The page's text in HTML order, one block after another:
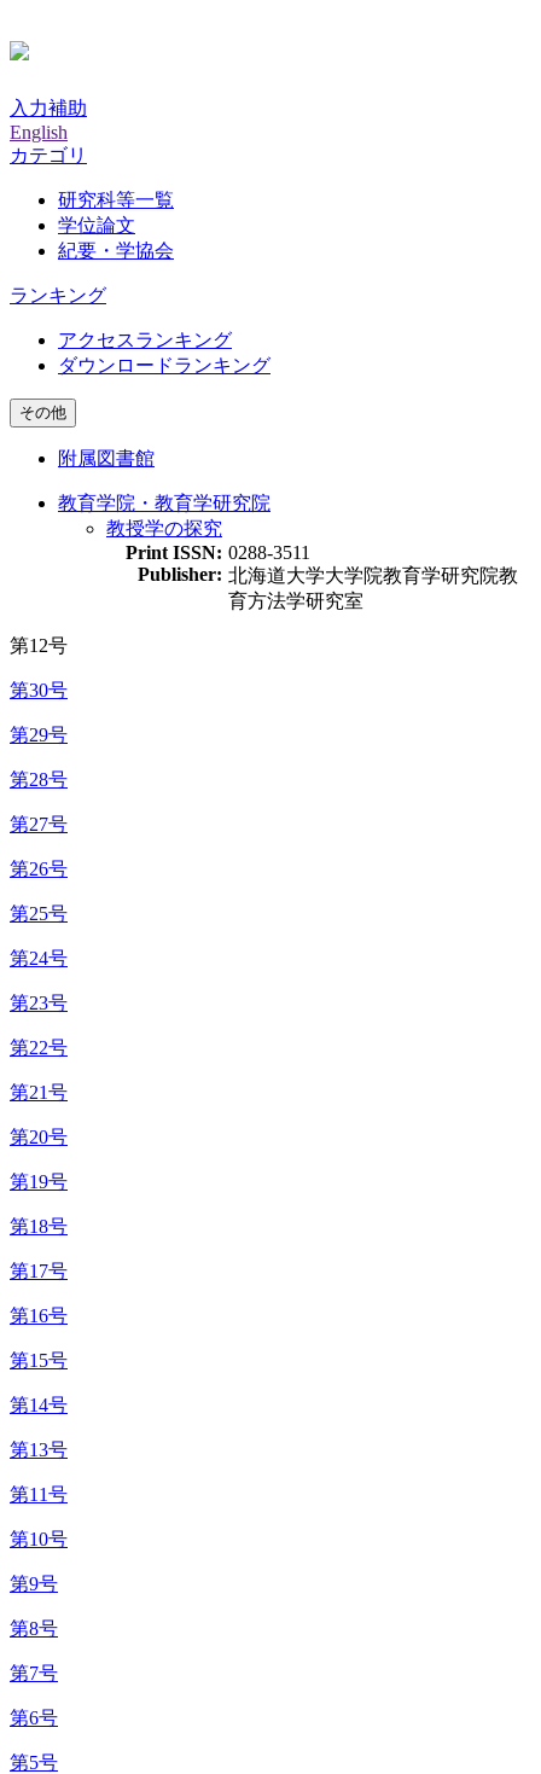
入力補助
English
カテゴリ
研究科等一覧
学位論文
紀要・学協会
ランキング
アクセスランキング
ダウンロードランキング
その他
附属図書館
教育学院・教育学研究院
教授学の探究
Print ISSN: 0288-3511
Publisher: 北海道大学大学院教育学研究院教
育方法学研究室
第12号
第30号
第29号
第28号
第27号
第26号
第25号
第24号
第23号
第22号
第21号
第20号
第19号
第18号
第17号
第16号
第15号
第14号
第13号
第11号
第10号
第9号
第8号
第7号
第6号
第5号